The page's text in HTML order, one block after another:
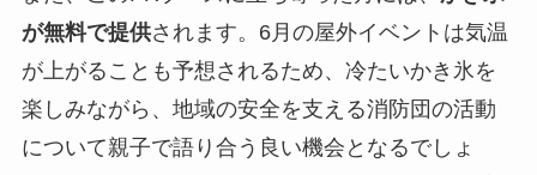
が無料で提供されます。6月の屋外イベントは気温
が上がることも予想されるため、冷たいかき氷を
楽しみながら、地域の安全を支える消防団の活動
について親子で語り合う良い機会となるでしょ